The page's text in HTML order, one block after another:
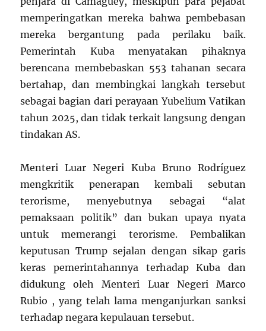
memperingatkan mereka bahwa pembebasan
mereka bergantung pada perilaku baik.
Pemerintah Kuba menyatakan pihaknya
berencana membebaskan 553 tahanan secara
bertahap, dan membingkai langkah tersebut
sebagai bagian dari perayaan Yubelium Vatikan
tahun 2025, dan tidak terkait langsung dengan
tindakan AS.
Menteri Luar Negeri Kuba Bruno Rodríguez
mengkritik penerapan kembali sebutan
terorisme, menyebutnya sebagai “alat
pemaksaan politik” dan bukan upaya nyata
untuk memerangi terorisme. Pembalikan
keputusan Trump sejalan dengan sikap garis
keras pemerintahannya terhadap Kuba dan
didukung oleh Menteri Luar Negeri Marco
Rubio , yang telah lama menganjurkan sanksi
terhadap negara kepulauan tersebut.